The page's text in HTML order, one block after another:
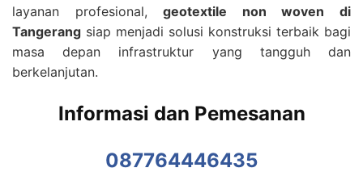
layanan profesional,geotextile non woven di
Tangerang siap menjadi solusi konstruksi terbaik bagi
masa depan infrastruktur yang tangguh dan
berkelanjutan.
Informasi dan Pemesanan
087764446435